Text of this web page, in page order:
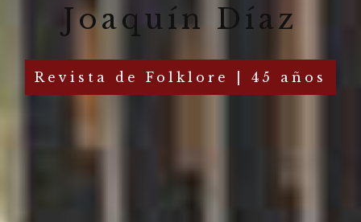
Joaquín Díaz
Revista de Folklore | 45 años